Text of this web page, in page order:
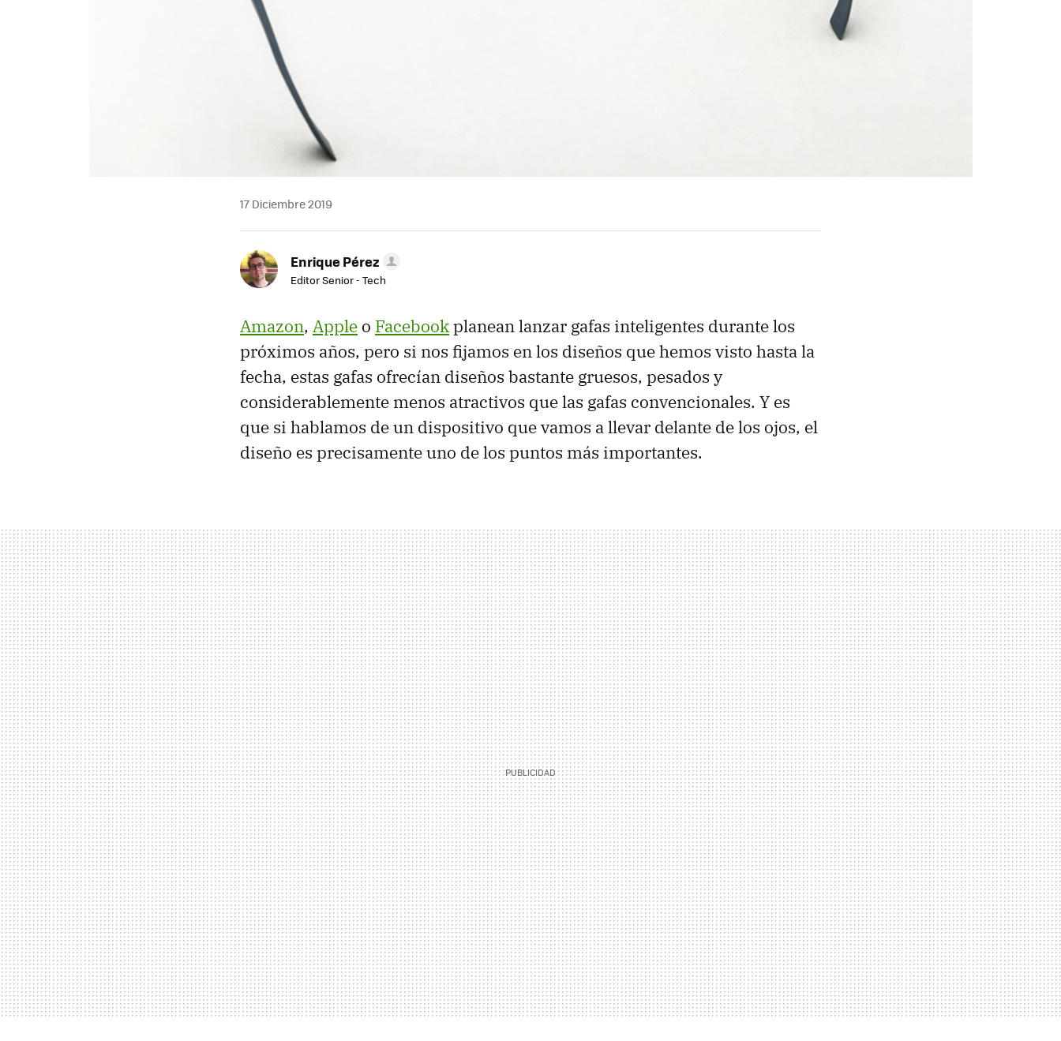
17 Diciembre 2019
Enrique Pérez
Editor Senior - Tech
Amazon, Apple o Facebookplanean lanzar gafas inteligentes durante los
próximos años, pero si nos fijamos en los diseños que hemos visto hasta la
fecha, estas gafas ofrecían diseños bastante gruesos, pesados y
considerablemente menos atractivos que las gafas convencionales. Y es
que si hablamos de un dispositivo que vamos a llevar delante de los ojos, el
diseño es precisamente uno de los puntos más importantes.